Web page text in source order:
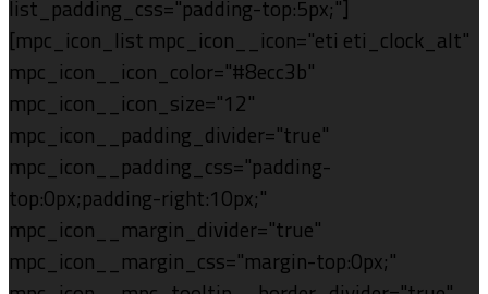
list_padding_css="padding-top:5px;"]
[mpc_icon_list mpc_icon__icon="eti eti_clock_alt"
mpc_icon__icon_color="#8ecc3b"
mpc_icon__icon_size="12"
mpc_icon__padding_divider="true"
mpc_icon__padding_css="padding-
top:0px;padding-right:10px;"
mpc_icon__margin_divider="true"
mpc_icon__margin_css="margin-top:0px;"